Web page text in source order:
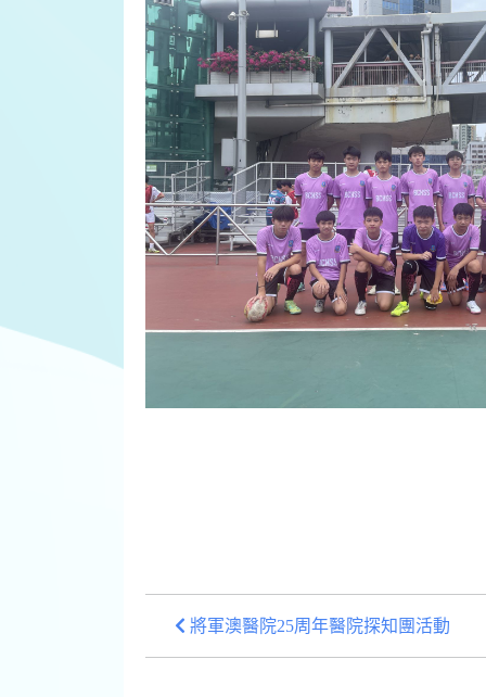
將軍澳醫院25周年醫院探知團活動